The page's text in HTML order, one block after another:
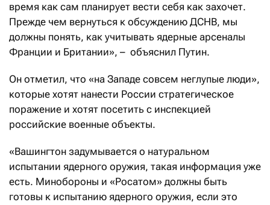
время как сам планирует вести себя как захочет.
Прежде чем вернуться к обсуждению ДСНВ, мы
должны понять, как учитывать ядерные арсеналы
Франции и Британии», – объяснил Путин.
Он отметил, что «на Западе совсем неглупые люди»,
которые хотят нанести России стратегическое
поражение и хотят посетить с инспекцией
российские военные объекты.
«Вашингтон задумывается о натуральном
испытании ядерного оружия, такая информация уже
есть. Минобороны и «Росатом» должны быть
готовы к испытанию ядерного оружия, если это